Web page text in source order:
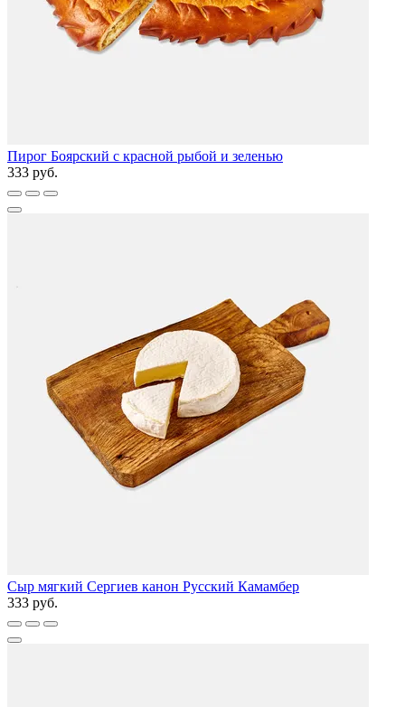
Пирог Боярский с красной рыбой и зеленью
333 руб.
Сыр мягкий Сергиев канон Русский Камамбер
333 руб.